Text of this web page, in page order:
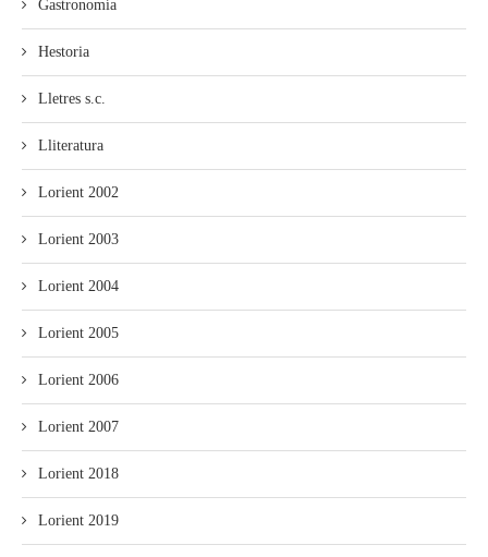
Gastronomía
Hestoria
Lletres s.c.
Lliteratura
Lorient 2002
Lorient 2003
Lorient 2004
Lorient 2005
Lorient 2006
Lorient 2007
Lorient 2018
Lorient 2019